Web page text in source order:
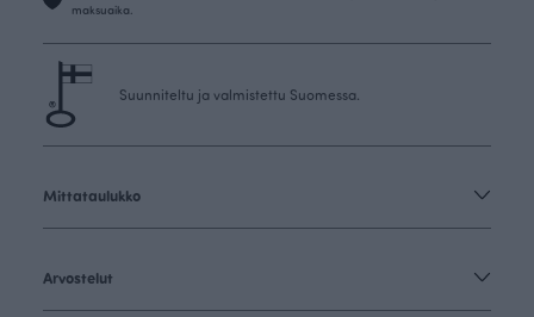
maksuaika.
Suunniteltu ja valmistettu Suomessa.
Mittataulukko
Arvostelut